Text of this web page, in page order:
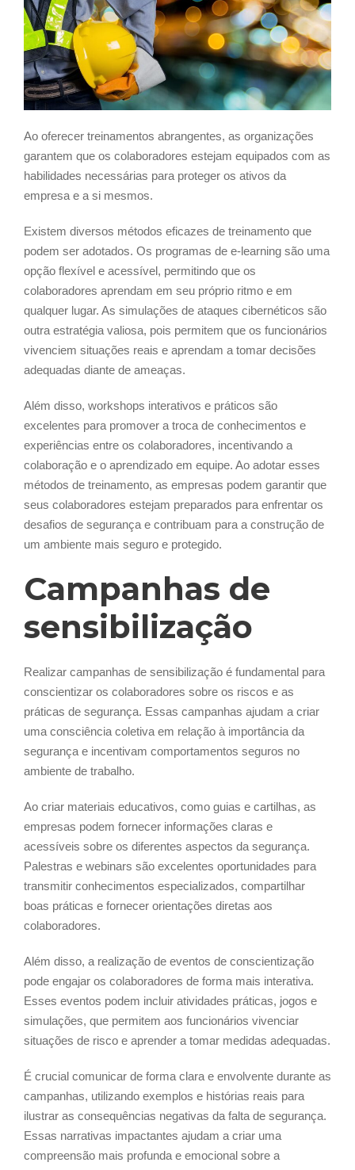
Ao oferecer treinamentos abrangentes, as organizações
garantem que os colaboradores estejam equipados com as
habilidades necessárias para proteger os ativos da
empresa e a si mesmos.
Existem diversos métodos eficazes de treinamento que
podem ser adotados. Os programas de e-learning são uma
opção flexível e acessível, permitindo que os
colaboradores aprendam em seu próprio ritmo e em
qualquer lugar. As simulações de ataques cibernéticos são
outra estratégia valiosa, pois permitem que os funcionários
vivenciem situações reais e aprendam a tomar decisões
adequadas diante de ameaças.
Além disso, workshops interativos e práticos são
excelentes para promover a troca de conhecimentos e
experiências entre os colaboradores, incentivando a
colaboração e o aprendizado em equipe. Ao adotar esses
métodos de treinamento, as empresas podem garantir que
seus colaboradores estejam preparados para enfrentar os
desafios de segurança e contribuam para a construção de
um ambiente mais seguro e protegido.
Campanhas de
sensibilização
Realizar campanhas de sensibilização é fundamental para
conscientizar os colaboradores sobre os riscos e as
práticas de segurança. Essas campanhas ajudam a criar
uma consciência coletiva em relação à importância da
segurança e incentivam comportamentos seguros no
ambiente de trabalho.
Ao criar materiais educativos, como guias e cartilhas, as
empresas podem fornecer informações claras e
acessíveis sobre os diferentes aspectos da segurança.
Palestras e webinars são excelentes oportunidades para
transmitir conhecimentos especializados, compartilhar
boas práticas e fornecer orientações diretas aos
colaboradores.
Além disso, a realização de eventos de conscientização
pode engajar os colaboradores de forma mais interativa.
Esses eventos podem incluir atividades práticas, jogos e
simulações, que permitem aos funcionários vivenciar
situações de risco e aprender a tomar medidas adequadas.
É crucial comunicar de forma clara e envolvente durante as
campanhas, utilizando exemplos e histórias reais para
ilustrar as consequências negativas da falta de segurança.
Essas narrativas impactantes ajudam a criar uma
compreensão mais profunda e emocional sobre a